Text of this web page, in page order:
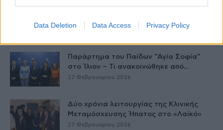
Data Deletion Data Access Privacy Policy
Γεωργιάδης: Πολλαπλά οφέλη από τη
τομέα
Παράρτημα του Παίδων “Αγία Σοφία”
στο Ίλιον – Τι ανακοινώθηκε από...
27 Φεβρουαρίου 2026
Δύο χρόνια λειτουργίας της Κλινικής
Μεταμόσχευσης Ήπατος στο «Λαϊκό»
27 Φεβρουαρίου 2026